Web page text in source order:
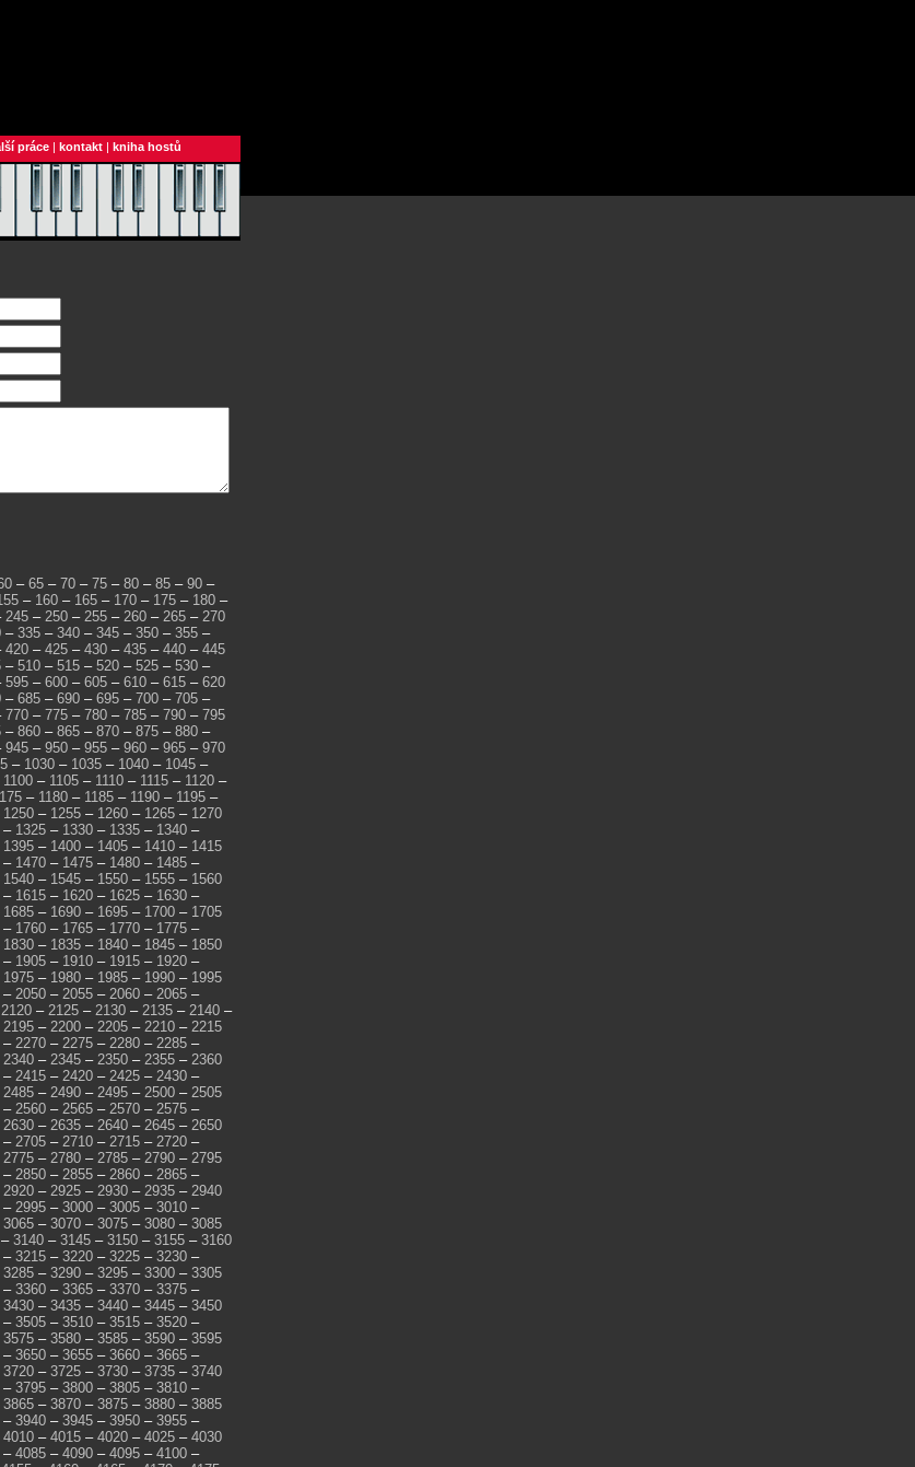
práce | kontakt | kniha hostů
– 65 – 70 – 75 – 80 – 85 – 90 –
– 160 – 165 – 170 – 175 – 180 –
245 – 250 – 255 – 260 – 265 – 270
– 335 – 340 – 345 – 350 – 355 –
420 – 425 – 430 – 435 – 440 – 445
– 510 – 515 – 520 – 525 – 530 –
595 – 600 – 605 – 610 – 615 – 620
– 685 – 690 – 695 – 700 – 705 –
770 – 775 – 780 – 785 – 790 – 795
– 860 – 865 – 870 – 875 – 880 –
945 – 950 – 955 – 960 – 965 – 970
– 1030 – 1035 – 1040 – 1045 –
1100 – 1105 – 1110 – 1115 – 1120 –
– 1180 – 1185 – 1190 – 1195 –
1250 – 1255 – 1260 – 1265 – 1270
– 1325 – 1330 – 1335 – 1340 –
1395 – 1400 – 1405 – 1410 – 1415
– 1470 – 1475 – 1480 – 1485 –
1540 – 1545 – 1550 – 1555 – 1560
– 1615 – 1620 – 1625 – 1630 –
1685 – 1690 – 1695 – 1700 – 1705
– 1760 – 1765 – 1770 – 1775 –
1830 – 1835 – 1840 – 1845 – 1850
– 1905 – 1910 – 1915 – 1920 –
1975 – 1980 – 1985 – 1990 – 1995
– 2050 – 2055 – 2060 – 2065 –
2120 – 2125 – 2130 – 2135 – 2140 –
2195 – 2200 – 2205 – 2210 – 2215
– 2270 – 2275 – 2280 – 2285 –
2340 – 2345 – 2350 – 2355 – 2360
– 2415 – 2420 – 2425 – 2430 –
2485 – 2490 – 2495 – 2500 – 2505
– 2560 – 2565 – 2570 – 2575 –
2630 – 2635 – 2640 – 2645 – 2650
– 2705 – 2710 – 2715 – 2720 –
2775 – 2780 – 2785 – 2790 – 2795
– 2850 – 2855 – 2860 – 2865 –
2920 – 2925 – 2930 – 2935 – 2940
– 2995 – 3000 – 3005 – 3010 –
3065 – 3070 – 3075 – 3080 – 3085
– 3140 – 3145 – 3150 – 3155 – 3160
– 3215 – 3220 – 3225 – 3230 –
3285 – 3290 – 3295 – 3300 – 3305
– 3360 – 3365 – 3370 – 3375 –
3430 – 3435 – 3440 – 3445 – 3450
– 3505 – 3510 – 3515 – 3520 –
3575 – 3580 – 3585 – 3590 – 3595
– 3650 – 3655 – 3660 – 3665 –
3720 – 3725 – 3730 – 3735 – 3740
– 3795 – 3800 – 3805 – 3810 –
3865 – 3870 – 3875 – 3880 – 3885
– 3940 – 3945 – 3950 – 3955 –
4010 – 4015 – 4020 – 4025 – 4030
– 4085 – 4090 – 4095 – 4100 –